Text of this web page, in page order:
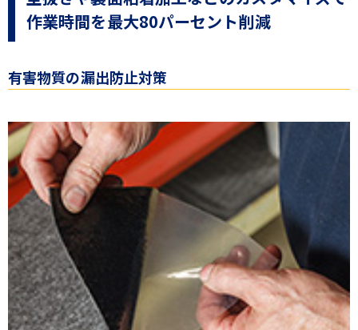
作業時間を最大80パーセント削減
有害物質の漏出防止対策